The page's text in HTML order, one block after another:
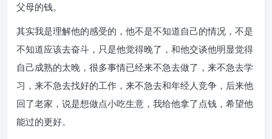
父母的钱。
其实我是理解他的感受的，他不是不知道自己的情况，不是
不知道应该去奋斗，只是他觉得晚了，和他交谈他明显觉得
自己成熟的太晚，很多事情已经来不急去做了，来不急去学
习，来不急去找好的工作，来不急去和年经人竞争，后来他
回了老家，说是想做点小吃生意，我给他拿了点钱，希望他
能过的更好。